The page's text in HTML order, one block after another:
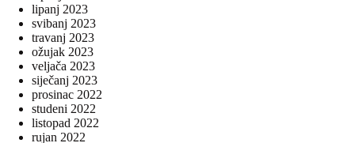
lipanj 2023
svibanj 2023
travanj 2023
ožujak 2023
veljača 2023
siječanj 2023
prosinac 2022
studeni 2022
listopad 2022
rujan 2022